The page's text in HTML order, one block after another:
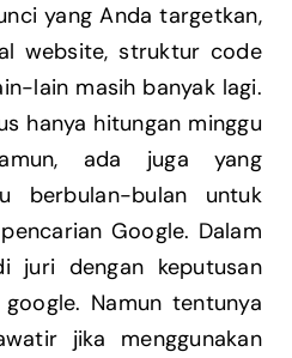
yang Anda targetkan,
website, struktur code
lain masih banyak lagi.
hanya hitungan minggu
ada juga yang
berbulan-bulan untuk
Google. Dalam
juri dengan keputusan
Namun tentunya
jika menggunakan